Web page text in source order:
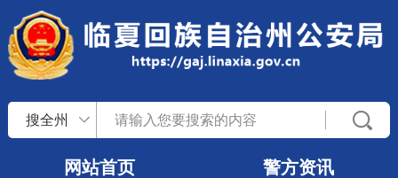
搜全州
网站首页
警方资讯